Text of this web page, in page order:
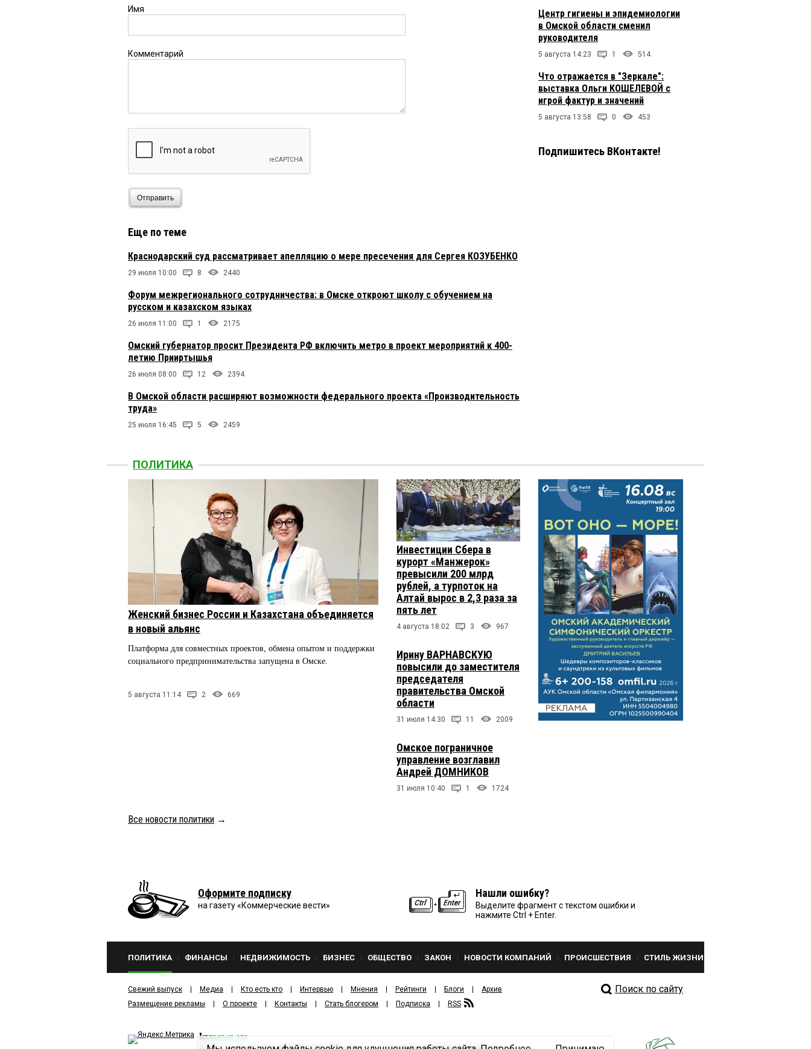
Имя
Комментарий
Отправить
Еще по теме
Краснодарский суд рассматривает апелляцию о мере пресечения для Сергея КОЗУБЕНКО
29 июля 10:00 8 2440
Форум межрегионального сотрудничества: в Омске откроют школу с обучением на
русском и казахском языках
26 июля 11:00 1 2175
Омский губернатор просит Президента РФ включить метро в проект мероприятий к 400-
летию Прииртышья
26 июля 08:00 12 2394
В Омской области расширяют возможности федерального проекта «Производительность
труда»
25 июля 16:45 5 2459
Центр гигиены и эпидемиологии
в Омской области сменил
руководителя
5 августа 14:23 1 514
Что отражается в "Зеркале":
выставка Ольги КОШЕЛЕВОЙ с
игрой фактур и значений
5 августа 13:58 0 453
Подпишитесь ВКонтакте!
ПОЛИТИКА
Женский бизнес России и Казахстана объединяется
в новый альянс
Платформа для совместных проектов, обмена опытом и поддержки
социального предпринимательства запущена в Омске.
5 августа 11:14 2 669
Инвестиции Сбера в
курорт «Манжерок»
превысили 200 млрд
рублей, а турпоток на
Алтай вырос в 2,3 раза за
пять лет
4 августа 18:02 3 967
Ирину ВАРНАВСКУЮ
повысили до заместителя
председателя
правительства Омской
области
31 июля 14:30 11 2009
Омское пограничное
управление возглавил
Андрей ДОМНИКОВ
31 июля 10:40 1 1724
Все новости политики →
Оформите подписку
на газету «Коммерческие вести»
Нашли ошибку?
Выделите фрагмент с текстом ошибки и
нажмите Ctrl + Enter.
ПОЛИТИКА ФИНАНСЫ НЕДВИЖИМОСТЬ БИЗНЕС ОБЩЕСТВО ЗАКОН НОВОСТИ КОМПАНИЙ ПРОИСШЕСТВИЯ СТИЛЬ ЖИЗНИ
Свежий выпуск Медиа Кто есть кто Интервью Мнения Рейтинги Блоги
Архив
Размещение рекламы
О проекте Контакты Стать блогером Подписка RSS
Поиск по сайту
kvnews.ru